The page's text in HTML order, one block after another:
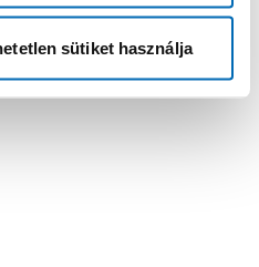
sütiket használja